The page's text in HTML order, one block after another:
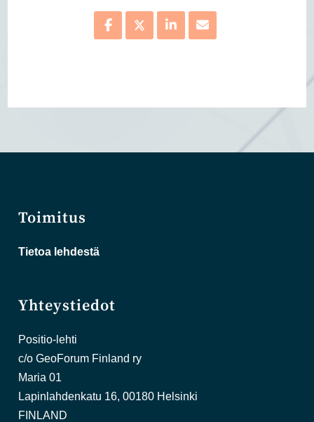
Toimitus
Tietoa lehdestä
Yhteystiedot
Positio-lehti
c/o GeoForum Finland ry
Maria 01
Lapinlahdenkatu 16, 00180 Helsinki
FINLAND